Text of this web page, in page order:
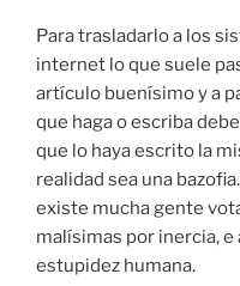
Para trasladarlo a los
internet lo que suele
artículo buenísimo y a
que haga o escriba
que lo haya escrito la
realidad sea una
existe mucha gente
malísimas por inercia,
estupidez humana.